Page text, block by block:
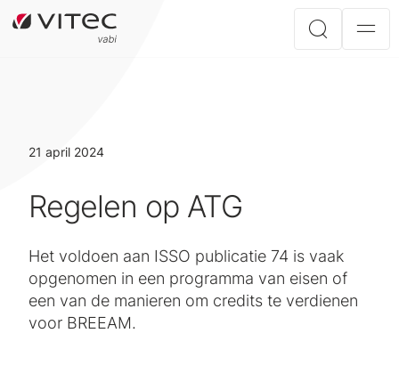
21 april 2024
Regelen op ATG
Het voldoen aan ISSO publicatie 74 is vaak
opgenomen in een programma van eisen of
een van de manieren om credits te verdienen
voor BREEAM.